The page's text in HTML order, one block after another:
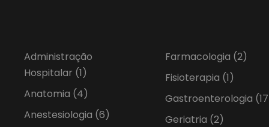
Administração
Hospitalar (1)
Anatomia (4)
Anestesiologia (6)
Farmacologia (2)
Fisioterapia (1)
Gastroenterologia
Geriatria (2)